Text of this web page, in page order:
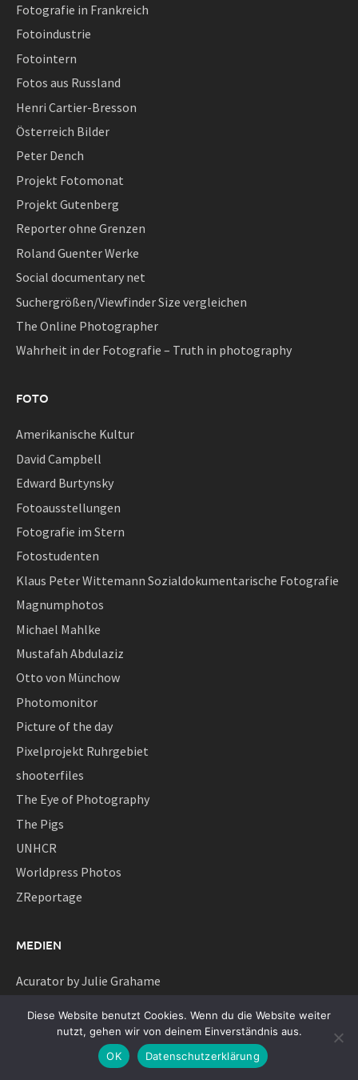
Fotografie in Frankreich
Fotoindustrie
Fotointern
Fotos aus Russland
Henri Cartier-Bresson
Österreich Bilder
Peter Dench
Projekt Fotomonat
Projekt Gutenberg
Reporter ohne Grenzen
Roland Guenter Werke
Social documentary net
Suchergrößen/Viewfinder Size vergleichen
The Online Photographer
Wahrheit in der Fotografie – Truth in photography
FOTO
Amerikanische Kultur
David Campbell
Edward Burtynsky
Fotoausstellungen
Fotografie im Stern
Fotostudenten
Klaus Peter Wittemann Sozialdokumentarische Fotografie
Magnumphotos
Michael Mahlke
Mustafah Abdulaziz
Otto von Münchow
Photomonitor
Picture of the day
Pixelprojekt Ruhrgebiet
shooterfiles
The Eye of Photography
The Pigs
UNHCR
Worldpress Photos
ZReportage
MEDIEN
Acurator by Julie Grahame
Burnmagazine
Complexity in a Frame
Diese Website benutzt Cookies. Wenn du die Website weiter
nutzt, gehen wir von deinem Einverständnis aus.
OK
Datenschutzerklärung